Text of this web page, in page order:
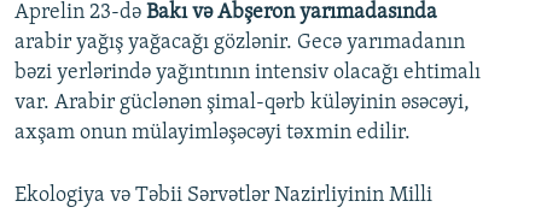
BIZIMLƏ ƏLAQƏ
XƏBƏR BÜLLETENLƏRIMIZ
Aprelin 23-də Bakı və Abşeron yarımadasında
arabir yağış yağacağı gözlənir. Gecə yarımadanın
bəzi yerlərində yağıntının intensiv olacağı ehtimalı
var. Arabir güclənən şimal-qərb küləyinin əsəcəyi,
axşam onun mülayimləşəcəyi təxmin edilir.
Ekologiya və Təbii Sərvətlər Nazirliyinin Milli